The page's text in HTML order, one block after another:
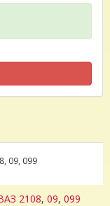
09, 099
2108, 09, 099